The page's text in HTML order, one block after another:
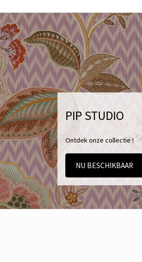
PIP STUDIO
Ontdek onze collectie !
NU BESCHIKBAAR